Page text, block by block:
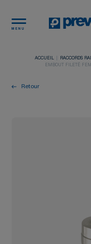
MENU
ACCUEIL RACCORDS
EMBOUT FILETÉ
Retour